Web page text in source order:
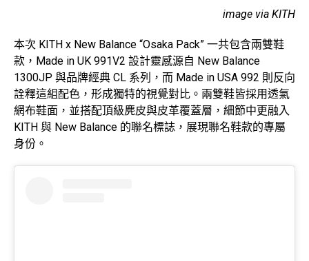
image via KITH
本次 KITH x New Balance “Osaka Pack” 一共包含兩雙鞋
款，Made in UK 991V2 設計靈感源自 New Balance
1300JP 與品牌經典 CL 系列，而 Made in USA 992 則反向
詮釋這組配色，形成獨特的視覺對比。兩雙鞋皆採用透氣
網布鞋面，並搭配頂級麂皮與皮革覆蓋層，細節中更融入
KITH 與 New Balance 的聯名標誌，展現聯名鞋款的專屬
身份。